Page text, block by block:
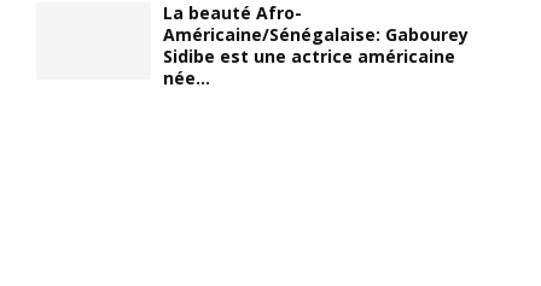
La beauté Afro-
Américaine/Sénégalaise: Gabourey
Sidibe est une actrice américaine
née...